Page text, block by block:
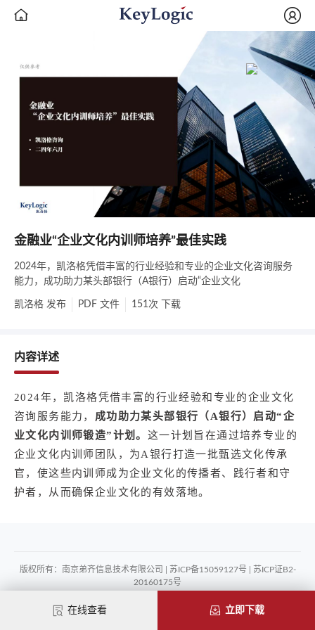
 
金融业“企业文化内训师培养”最佳实践
2024年，凯洛格凭借丰富的行业经验和专业的企业文化咨询服务
能力，成功助力某头部银行（A银行）启动“企业文化
凯洛格 发布 PDF 文件 151次 下载
在线查看 立即下载
内容详述
2024年，凯洛格凭借丰富的行业经验和专业的企业文化
咨询服务能力， 成功助力某头部银行（A银行）启动“企
业文化内训师锻造”计划。 这一计划旨在通过培养专业的
企业文化内训师团队，为A银行打造一批甄选文化传承
官，使这些内训师成为企业文化的传播者、践行者和守
护者，从而确保企业文化的有效落地。
版权所有：南京弟齐信息技术有限公司 | 苏ICP备15059127号 | 苏ICP证B2-
20160175号